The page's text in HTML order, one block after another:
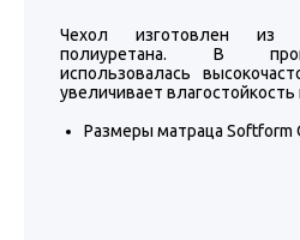
Чехол изготовлен из
полиуретана. В
использовалась
увеличивает
Размеры матраца Softform